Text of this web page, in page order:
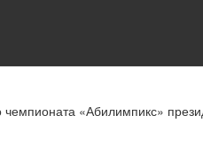
«Абилимпикс»